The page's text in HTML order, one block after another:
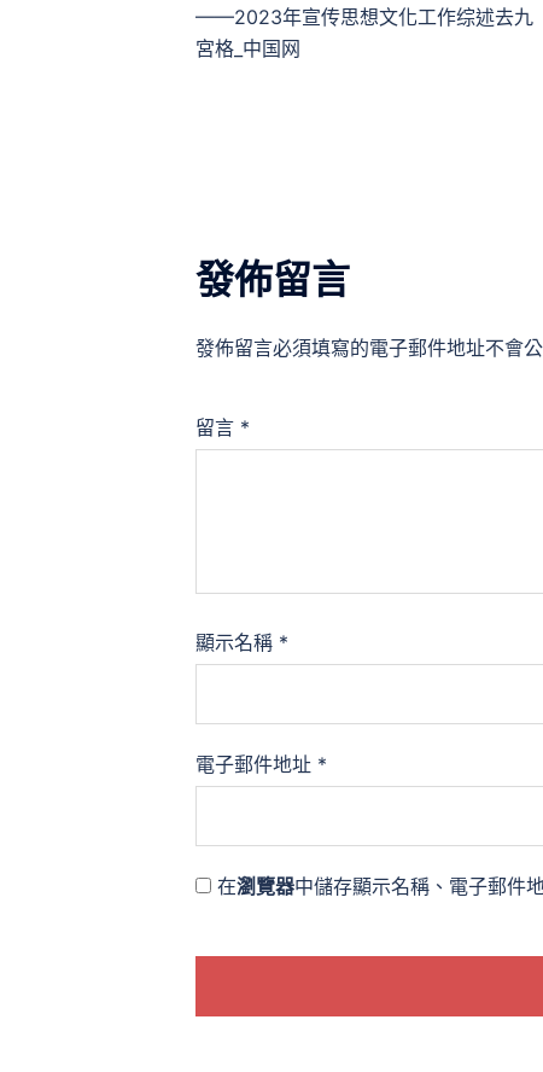
——2023年宣传思想文化工作综述去九
宮格_中国网
發佈留言
發佈留言必須填寫的電子郵件地址不會公
留言 *
顯示名稱 *
電子郵件地址 *
在瀏覽器中儲存顯示名稱、電子郵件